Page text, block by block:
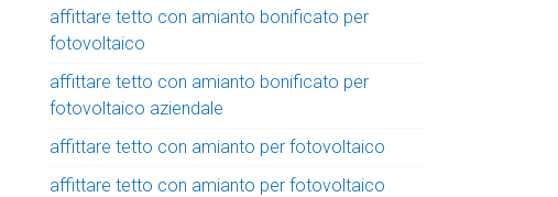
affittare tetto con amianto bonificato per
fotovoltaico
affittare tetto con amianto bonificato per
fotovoltaico aziendale
affittare tetto con amianto per fotovoltaico
affittare tetto con amianto per fotovoltaico